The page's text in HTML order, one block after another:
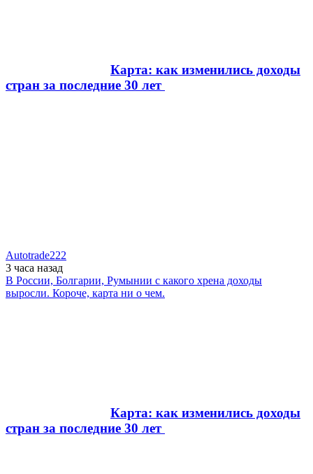
Карта: как изменились доходы
стран за последние 30 лет
Autotrade222
3 часа назад
В России, Болгарии, Румынии с какого хрена доходы
выросли. Короче, карта ни о чем.
Карта: как изменились доходы
стран за последние 30 лет